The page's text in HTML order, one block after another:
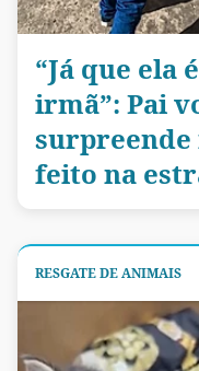
“Já que ela
irmã”: Pai
surpreende
feito na
RESGATE DE ANIMAIS